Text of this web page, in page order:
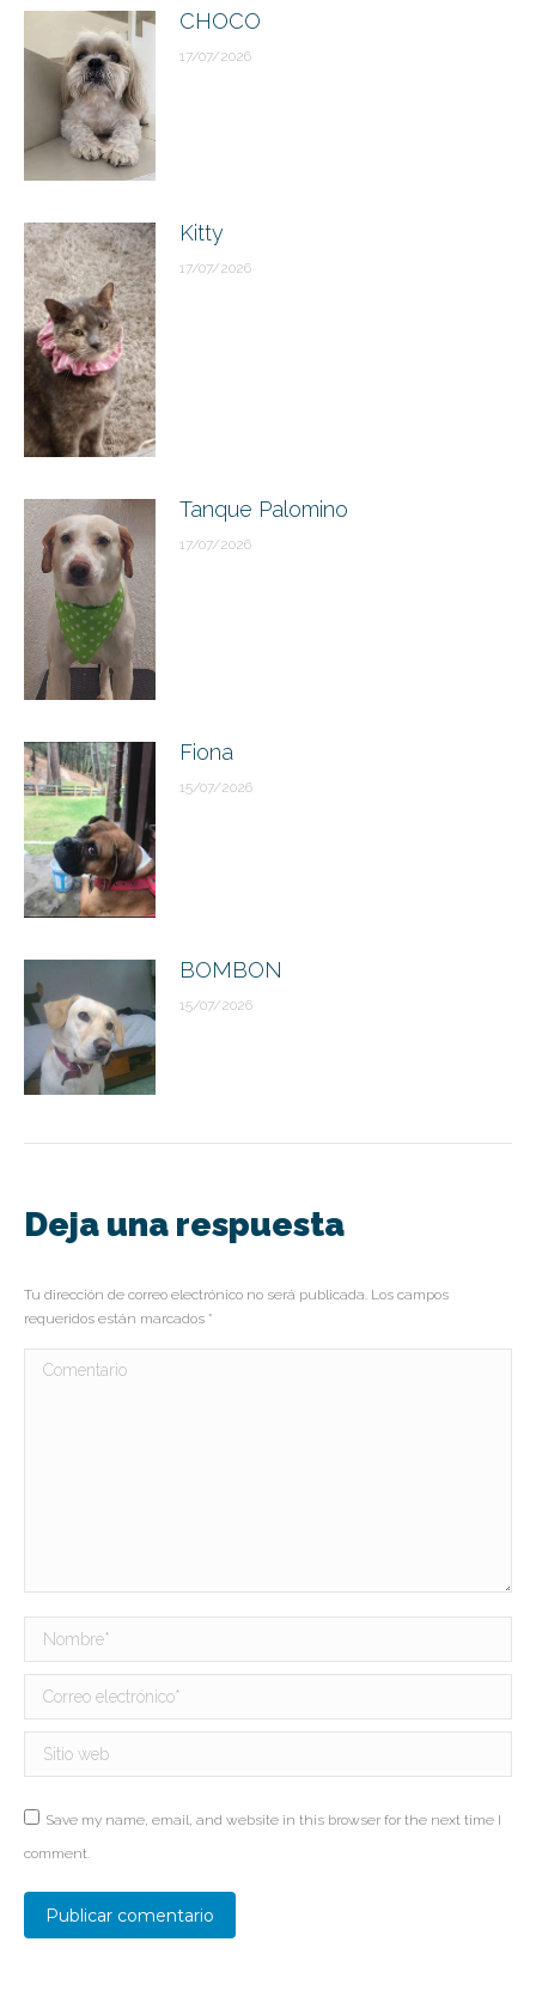
CHOCO
17/07/2026
Kitty
17/07/2026
Tanque Palomino
17/07/2026
Fiona
15/07/2026
BOMBON
15/07/2026
Deja una respuesta
Tu dirección de correo electrónico no será publicada. Los campos
requeridos están marcados *
Comentario
Nombre *
Correo electrónico *
Sitio web
Save my name, email, and website in this browser for the next time I
comment.
Publicar comentario